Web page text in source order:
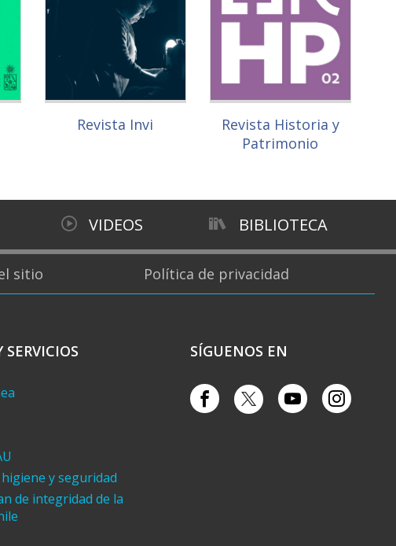
Revista Invi
Revista Historia y
Patrimonio
VIDEOS BIBLIOTECA
sitio Política de privacidad
SERVICIOS
y seguridad
de integridad de la
SÍGUENOS EN